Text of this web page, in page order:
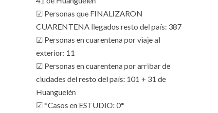
☑ Personas que FINALIZARON
CUARENTENA llegados resto del país: 387
☑ Personas en cuarentena por viaje al
exterior: 11
☑ Personas en cuarentena por arribar de
ciudades del resto del país: 101 + 31 de
Huanguelén
☑ *Casos en ESTUDIO: 0*